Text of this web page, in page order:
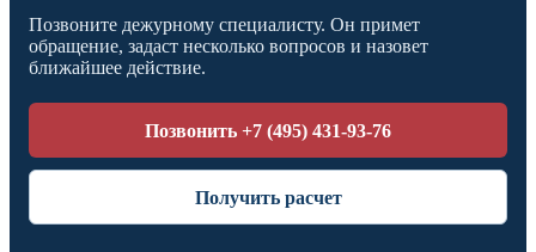
Позвоните дежурному специалисту. Он примет
обращение, задаст несколько вопросов и назовет
ближайшее действие.
Позвонить +7 (495) 431-93-76
Получить расчет